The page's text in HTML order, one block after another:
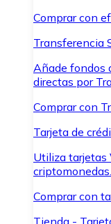
Comprar con
Transferencia
Añade fondos
directas por
Comprar con
Tarjeta de
Utiliza tarjetas
Comprar con
Tienda -